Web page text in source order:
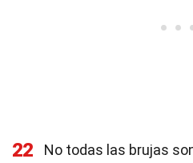
22
No todas las brujas